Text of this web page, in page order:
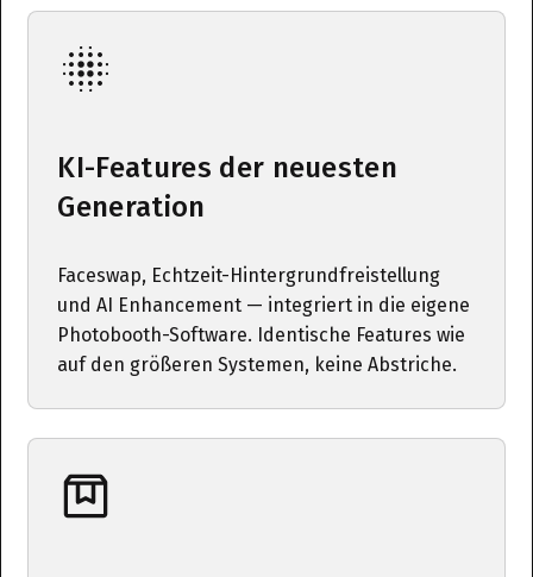
KI-Features der neuesten
Generation
Faceswap, Echtzeit-Hintergrundfreistellung
und AI Enhancement — integriert in die eigene
Photobooth-Software. Identische Features wie
auf den größeren Systemen, keine Abstriche.